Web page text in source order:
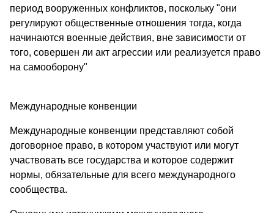
период вооруженных конфликтов, поскольку "они
регулируют общественные отношения тогда, когда
начинаются военные действия, вне зависимости от
того, совершен ли акт агрессии или реализуется право
на самооборону"
Международные конвенции
Международные конвенции представляют собой
договорное право, в котором участвуют или могут
участвовать все государства и которое содержит
нормы, обязательные для всего международного
сообщества.